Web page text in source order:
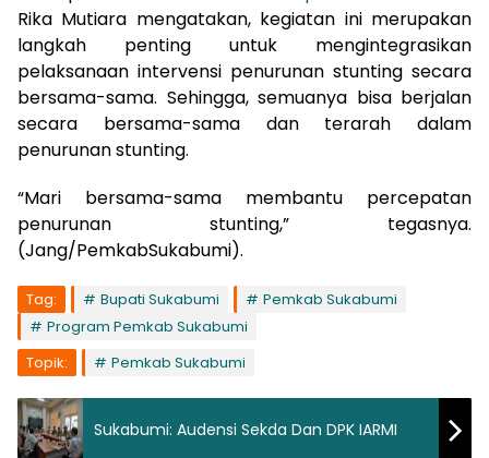
Rika Mutiara mengatakan, kegiatan ini merupakan
langkah penting untuk mengintegrasikan
pelaksanaan intervensi penurunan stunting secara
bersama-sama. Sehingga, semuanya bisa berjalan
secara bersama-sama dan terarah dalam
penurunan stunting.
“Mari bersama-sama membantu percepatan
penurunan stunting,” tegasnya.
(Jang/PemkabSukabumi).
Tag: Bupati Sukabumi
Pemkab Sukabumi
Program Pemkab Sukabumi
Topik:
Pemkab Sukabumi
Sukabumi: Audensi Sekda Dan DPK IARMI